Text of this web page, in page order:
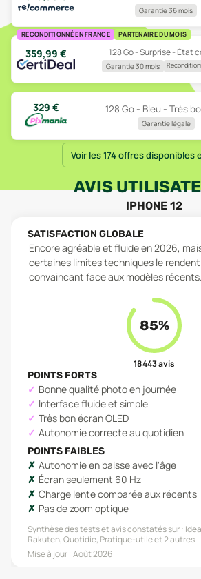
Garantie 36 mois
RECONDITIONNÉ EN FRANCE PARTENAIRE DU MOIS
359,99 € 128 Go - Surprise - État
Garantie 30 mois
329 € 128 Go - Bleu - Très
Garantie légale
Voir les 174 offres disponibles
AVIS
IPHONE 12
SATISFACTION GLOBALE
Encore agréable et fluide en 2026,
certaines limites techniques le
convaincant face aux modèles récents.
85%
18 443avis
POINTS FORTS
Bonne qualité photo en journée
Interface fluide et simple
Très bon écran OLED
Autonomie correcte au quotidien
POINTS FAIBLES
Autonomie en baisse avec l'âge
Écran seulement 60 Hz
Charge lente comparée aux récents
Pas de zoom optique
Synthèse des tests et avis constatés sur :
Rakuten, Quotidie, Pratique-utileet 2 autres
Mise à jour :Août 2026